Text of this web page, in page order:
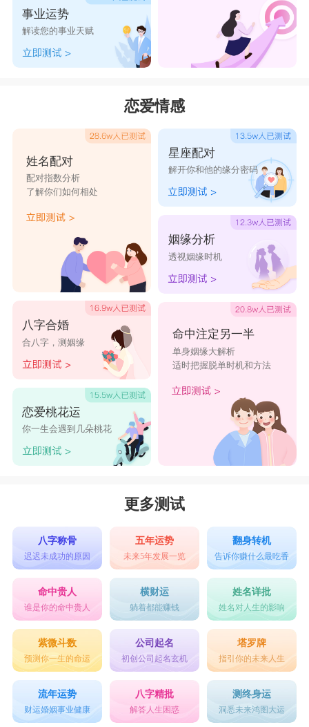
座能达到完美的感情状态。水瓶座和双子座在相处
的时候，能够第一时间察觉对方的情绪变化，因此
说水瓶座与双子座是非常默契的一对，时间久了会
星座乐原创文章，转载需注明出处
事业运势
解读您的事业天赋
恋爱情感
姓名配对
配对指数分析
了解你们如何相处
八字合婚
合八字，测姻缘
恋爱桃花运
你一生会遇到几朵桃花
星座配对
解开你和他的缘分密码
姻缘分析
透视姻缘时机
命中注定另一半
单身姻缘大解析
适时把握脱单时机和方法
更多测试
八字称骨
迟迟未成功的原因
五年运势
未来5年发展一览
翻身转机
告诉你赚什么最吃香
命中贵人
谁是你的命中贵人
横财运
躺着都能赚钱
姓名详批
姓名对人生的影响
紫微斗数
预测你一生的命运
公司起名
初创公司起名玄机
塔罗牌
指引你的未来人生
流年运势
财运婚姻事业健康
八字精批
解答人生困惑
测终身运
洞悉未来鸿图大运